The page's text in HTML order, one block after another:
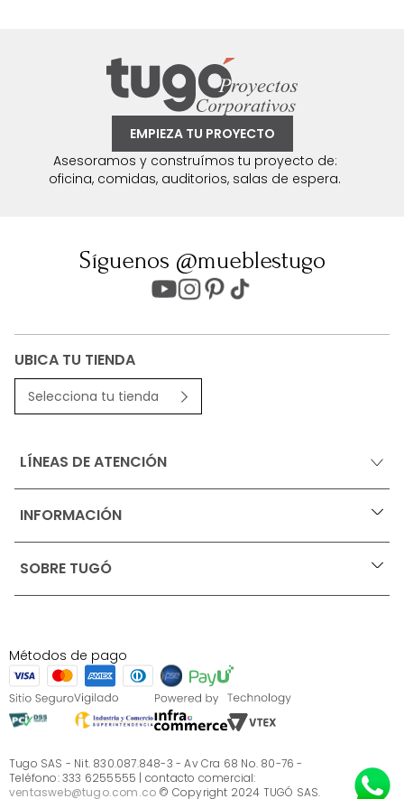
EMPIEZA TU PROYECTO
Asesoramos y construímos tu proyecto de:
oficina, comidas, auditorios, salas de espera.
Síguenos @mueblestugo
UBICA TU TIENDA
Selecciona tu tienda
LÍNEAS DE ATENCIÓN
INFORMACIÓN +
Ofertas vigentes
Términos, condiciones y restricciones para productos
S.A.S
Términos, condiciones y restricciones Tugó S.A.S
Instructivo cuidado de muebles
Sé parte de Tugó
¿Quiénes somos?
Servicio al cliente
SOBRE TUGÓ +
¿Quieres vender en Tugó?
Métodos de pago
Tugo SAS - Nit. 830.087.848-3 - Av Cra 68 No. 80-76 -
Teléfono: 333 6255555 | contacto comercial:
ventasweb@tugo.com.co © Copyright 2024 TUGÓ SAS.